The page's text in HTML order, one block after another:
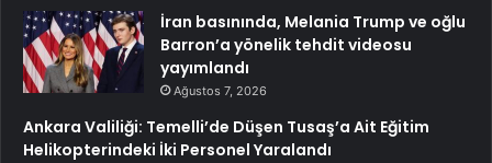
İran basınında, Melania Trump ve oğlu
Barron’a yönelik tehdit videosu
yayımlandı
Ağustos 7, 2026
Ankara Valiliği: Temelli’de Düşen Tusaş’a Ait Eğitim
Helikopterindeki İki Personel Yaralandı